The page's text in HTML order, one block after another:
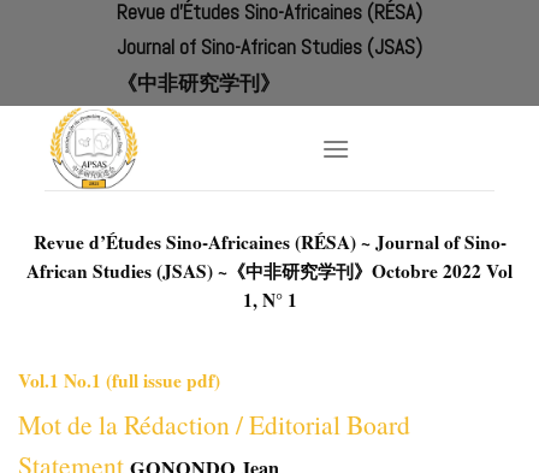
Revue d'Études Sino-Africaines (RÉSA)
Journal of Sino-African Studies (JSAS)
《中非研究学刊》
Revue d’Études Sino-Africaines (RÉSA) ~ Journal of Sino-
African Studies (JSAS) ~《中非研究学刊》 Octobre 2022 Vol
1, N° 1
Vol.1 No.1 (full issue pdf)
Mot de la Rédaction / Editorial Board
Statement